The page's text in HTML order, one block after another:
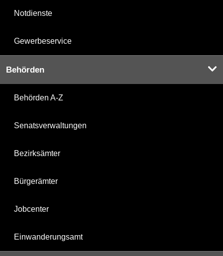
Notdienste
Gewerbeservice
Behörden
Behörden A-Z
Senatsverwaltungen
Bezirksämter
Bürgerämter
Jobcenter
Einwanderungsamt